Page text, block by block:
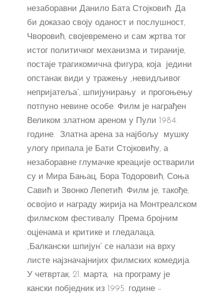
незаборавни Данило Бата Стојковић. Да
би доказао своју оданост и послушност,
Чворовић, својевремено и сам жртва тог
истог политичког механизма и тираније,
постаје трагикомична фигура, која једини
опстанак види у тражењу „невидљивог
непријатеља“, шпијунирању и прогоњењу
потпуно невине особе. Филм је награђен
Великом златном ареном у Пули 1984.
године. Златна арена за најбољу мушку
улогу припала је Бати Стојковићу, а
незаборавне глумачке креације остварили
су и Мира Бањац, Бора Тодоровић, Соња
Савић и Звонко Лепетић. Филм је, такође,
освојио и награду жирија на Монтреалском
филмском фестивалу. Према бројним
оцјенама и критике и гледалаца,
„Балкански шпијун“ се налази на врху
листе најзначајнијих филмских комедија.
У четвртак, 21. марта, на програму је
кански побједник из 1995. године –